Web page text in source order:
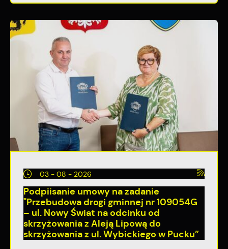
03 - 08 - 2026
Podpiisanie umowy na zadanie
"Przebudowa drogi gminnej nr 109054G
– ul. Nowy Świat na odcinku od
skrzyżowania z Aleją Lipową do
skrzyżowania z ul. Wybickiego w Pucku”